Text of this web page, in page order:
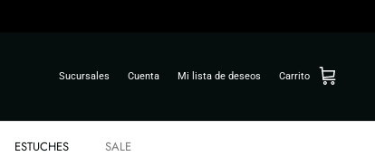
Sucursales Cuenta Mi lista de deseos Carrito
ESTUCHES SALE